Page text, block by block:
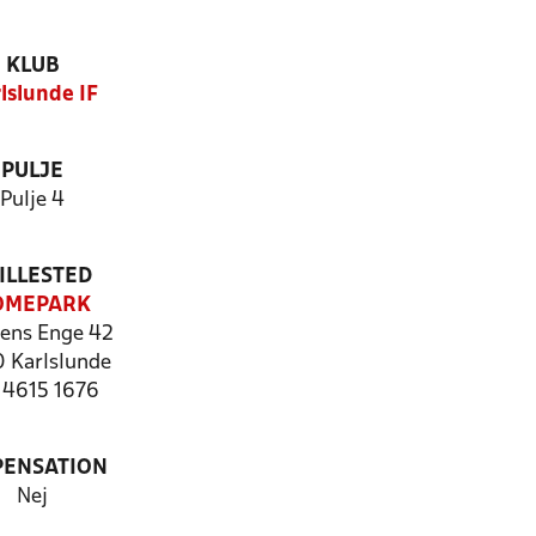
KLUB
IF
PULJE
Pulje 4
Enge 42
Karlslunde
4615 1676
Nej